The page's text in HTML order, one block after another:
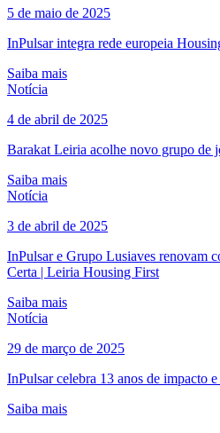
5 de maio de 2025
InPulsar integra rede europeia
Saiba mais
Notícia
4 de abril de 2025
Barakat Leiria acolhe novo grupo de
Saiba mais
Notícia
3 de abril de 2025
InPulsar e Grupo Lusiaves renovam
Certa | Leiria Housing First
Saiba mais
Notícia
29 de março de 2025
InPulsar celebra 13 anos de impacto
Saiba mais